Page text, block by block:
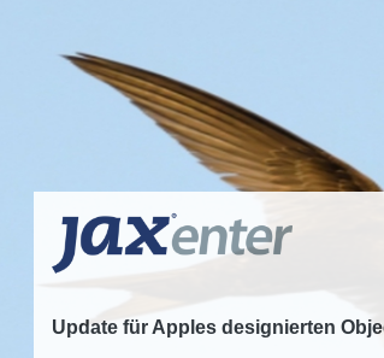
Update für Apples designierten